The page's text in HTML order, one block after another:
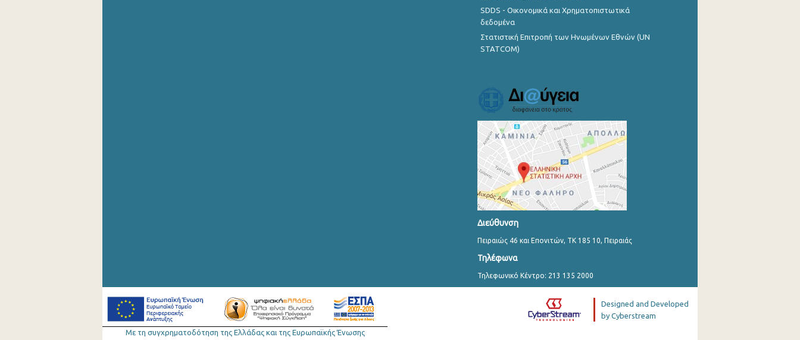
SDDS - Οικονομικά και Χρηματοπιστωτικά
δεδομένα
Στατιστική Επιτροπή των Ηνωμένων Εθνών (UN
STATCOM)
Διεύθυνση
Πειραιώς 46 και Επονιτών, ΤΚ 185 10, Πειραιάς
Τηλέφωνα
Τηλεφωνικό Κέντρο: 213 135 2000
Με τη συγχρηµατοδότηση της Ελλάδας και της Ευρωπαϊκής Ένωσης
Designed and Developed
by Cyberstream